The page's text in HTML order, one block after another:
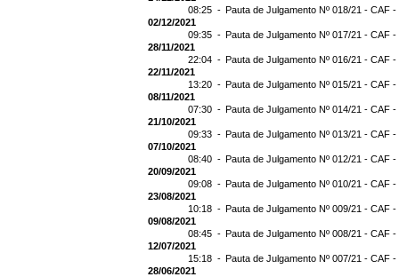
08:25 - Pauta de Julgamento Nº 018/21 - CAF
02/12/2021
09:35 - Pauta de Julgamento Nº 017/21 - CAF
28/11/2021
22:04 - Pauta de Julgamento Nº 016/21 - CAF
22/11/2021
13:20 - Pauta de Julgamento Nº 015/21 - CAF -
08/11/2021
07:30 - Pauta de Julgamento Nº 014/21 - CAF -
21/10/2021
09:33 - Pauta de Julgamento Nº 013/21 - CAF
07/10/2021
08:40 - Pauta de Julgamento Nº 012/21 - CAF
20/09/2021
09:08 - Pauta de Julgamento Nº 010/21 - CAF
23/08/2021
10:18 - Pauta de Julgamento Nº 009/21 - CAF
09/08/2021
08:45 - Pauta de Julgamento Nº 008/21 - CAF
12/07/2021
15:18 - Pauta de Julgamento Nº 007/21 - CAF
28/06/2021